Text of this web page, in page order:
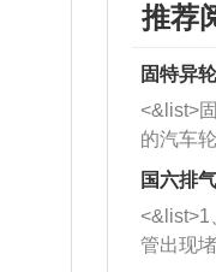
推荐
固特异
<&list>
的汽车
牌，但
也是为
国六排
<&list>1
管出现